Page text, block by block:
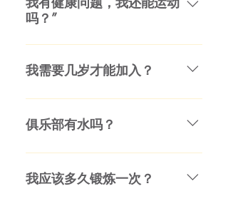
养咨询结束时，您将确切地知道您
标。 下次与您的教练会面时，您将
开始负重和心血管训练。您的培训
师将展示正确的形式和技术，并向
您解释您所关注的特定培训背后的
基本原理。尽管高强度训练是最终
目标，但您可以期望在前几节课中
放松一下，让您的身体适应新的训
管训练。根据您的计划，您的教练
不要求培训师拥有顶级认证（LHPT
建议您始终询问培训师他们持有哪
些认证！） 无论你是否取得进步，
船器等多种有氧运动器械，到适用
都是奥运杠铃、多功能架、长凳、
的哑铃是 60 公斤。
吗？”
可以，但这取决于您的病情，并且
您的医生可能需要提供体检证明。
您，会员的医生会定期转诊给我
们。如果您有特定的医疗问题，请
私下告诉我们详细信息。
我需要几岁才能加入？
由于保险原因，您必须年满 12
岁。除此之外，任何年龄都欢迎您 -
康和活跃。
俱乐部有水吗？
Yws，有饮水机，请自带饮料瓶。
我应该多久锻炼一次？